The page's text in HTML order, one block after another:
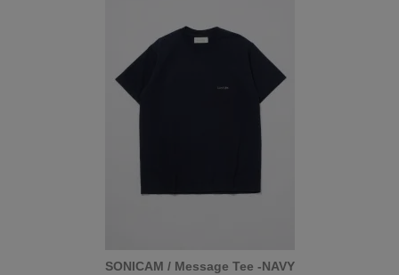
SONICAM / Message Tee -NAVY